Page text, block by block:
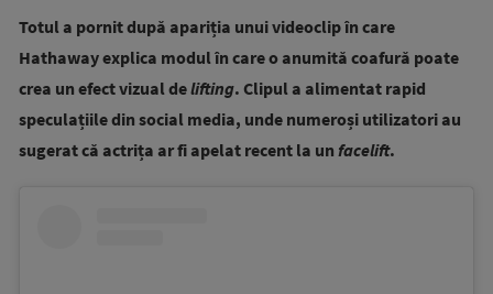
Totul a pornit după apariția unui videoclip în care
Hathaway explica modul în care o anumită coafură poate
crea un efect vizual delifting. Clipul a alimentat rapid
speculațiile din social media, unde numeroși utilizatori au
sugerat că actrița ar fi apelat recent la un facelift.